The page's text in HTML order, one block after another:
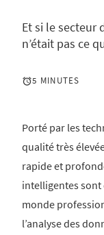
Et si le secteur
n’était pas ce
5 MINUTES
Porté par les
qualité très
rapide et
intelligentes
monde
l’analyse des